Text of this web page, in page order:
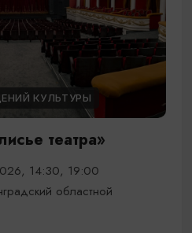
КУЛЬТУРЫ
театра»
14:30, 19:00
областной